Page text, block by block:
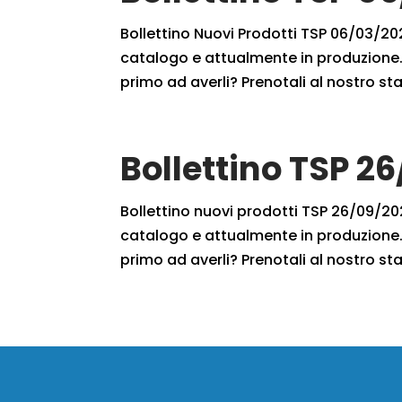
Bollettino Nuovi Prodotti TSP 06/03/
catalogo e attualmente in
primo ad averli? Prenotali al nostro
Bollettino TSP
Bollettino nuovi prodotti TSP 26/09/
catalogo e attualmente in
primo ad averli? Prenotali al nostro